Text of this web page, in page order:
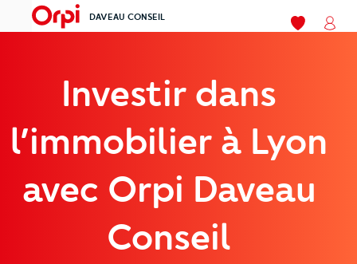
menu DAVEAU CONSEIL
Mes favoris
Investir dans
l’immobilier à Lyon
avec Orpi Daveau
Conseil